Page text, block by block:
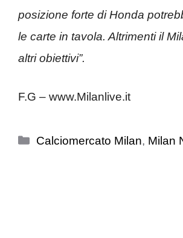
posizione forte di Honda
le carte in tavola. Altrimenti il
altri obiettivi”.
F.G – www.Milanlive.it
Categorie
Calciomercato Milan, Milan